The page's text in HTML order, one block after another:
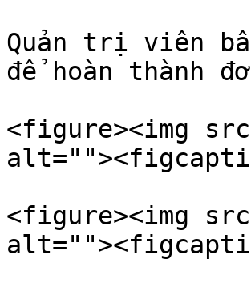
Quản trị viên
để hoàn thành
<figure><img
<figure><img